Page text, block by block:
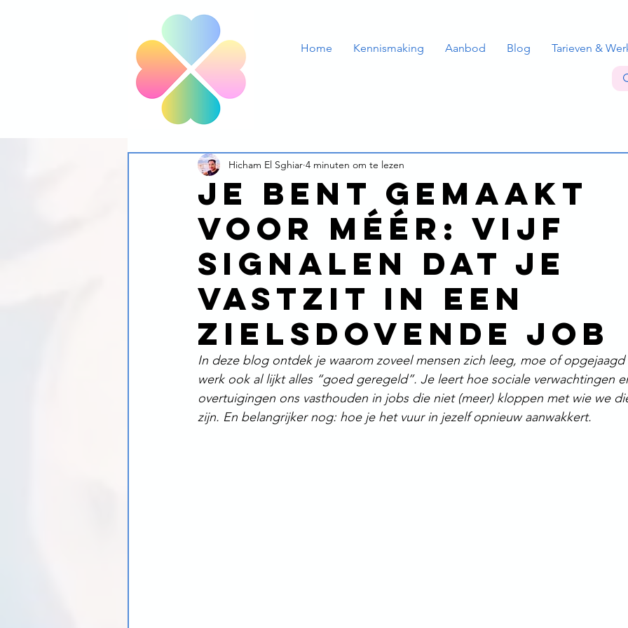
Home Kennismaking Aanbod Blog Tarieven &
Je bent gemaakt
voor méér: Vijf
signalen dat je
vastzit in een
zielsdovende job
Hicham El Sghiar 4 minuten om te lezen
In deze blog ontdek je waarom zoveel mensen zich leeg, moe of
werk ook al lijkt alles “goed geregeld”. Je leert hoe sociale verwachtingen
overtuigingen ons vasthouden in jobs die niet (meer) kloppen met wie we
zijn. En belangrijker nog: hoe je het vuur in jezelf opnieuw aanwakkert.